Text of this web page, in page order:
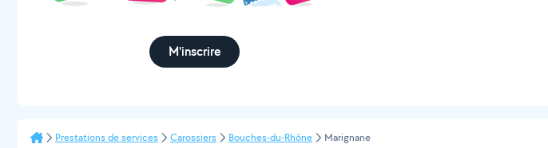
M'inscrire
Prestations de services Carossiers Bouches-du-Rhône Marignane